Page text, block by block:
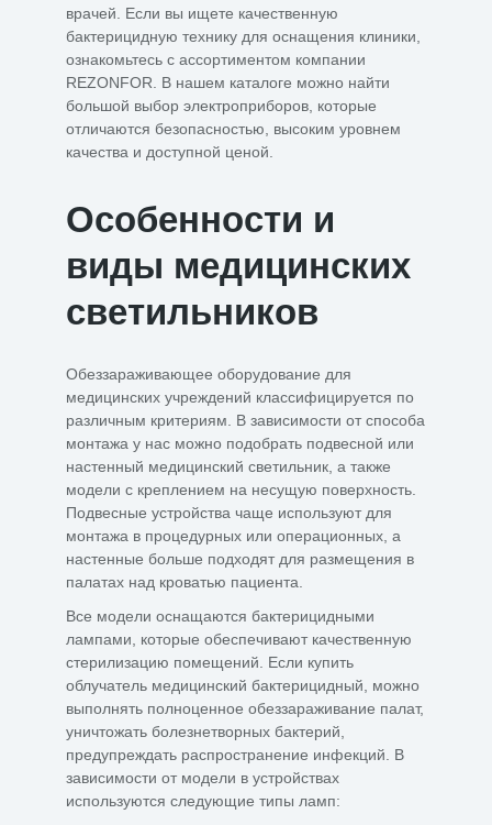
врачей. Если вы ищете качественную
бактерицидную технику для оснащения клиники,
ознакомьтесь с ассортиментом компании
REZONFOR. В нашем каталоге можно найти
большой выбор электроприборов, которые
отличаются безопасностью, высоким уровнем
качества и доступной ценой.
Особенности и
виды медицинских
светильников
Обеззараживающее оборудование для
медицинских учреждений классифицируется по
различным критериям. В зависимости от способа
монтажа у нас можно подобрать подвесной или
настенный медицинский светильник, а также
модели с креплением на несущую поверхность.
Подвесные устройства чаще используют для
монтажа в процедурных или операционных, а
настенные больше подходят для размещения в
палатах над кроватью пациента.
Все модели оснащаются бактерицидными
лампами, которые обеспечивают качественную
стерилизацию помещений. Если купить
облучатель медицинский бактерицидный, можно
выполнять полноценное обеззараживание палат,
уничтожать болезнетворных бактерий,
предупреждать распространение инфекций. В
зависимости от модели в устройствах
используются следующие типы ламп: